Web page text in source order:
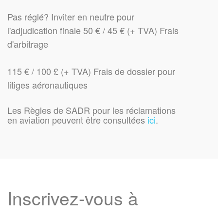
Pas réglé? Inviter en neutre pour
l'adjudication finale 50 € / 45 € (+ TVA) Frais
d'arbitrage
115 € / 100 £ (+ TVA) Frais de dossier pour
litiges aéronautiques
Les Règles de SADR pour les réclamations
en aviation peuvent être consultées ici.
Inscrivez-vous à